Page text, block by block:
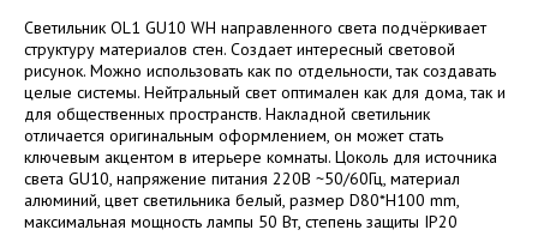
Светильник OL1 GU10 WH направленного света подчёркивает
структуру материалов стен. Создает интересный световой
рисунок. Можно использовать как по отдельности, так создавать
целые системы. Нейтральный свет оптимален как для дома, так и
для общественных пространств. Накладной светильник
отличается оригинальным оформлением, он может стать
ключевым акцентом в итерьере комнаты. Цоколь для источника
света GU10, напряжение питания 220В ~50/60Гц, материал
алюминий, цвет светильника белый, размер D80*H100 mm,
максимальная мощность лампы 50 Вт, степень защиты IP20